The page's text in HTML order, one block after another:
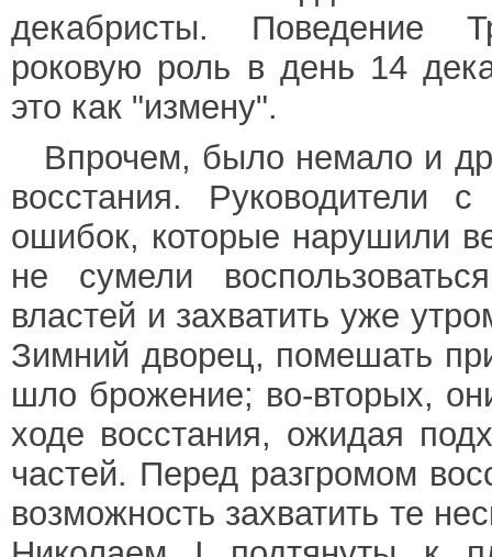
декабристы. Поведение
роковую роль в день 14
это как "измену".
Впрочем, было немало и
восстания. Руководители
ошибок, которые нарушили
не сумели
властей и захватить уже
Зимний дворец, помешать
шло брожение; во-вторых,
ходе восстания, ожидая
частей. Перед разгромом
возможность захватить те